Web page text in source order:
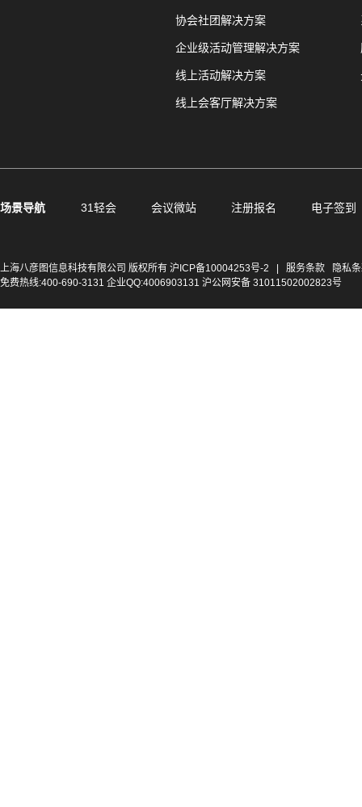
协会社团解决方案
企业级活动管理解决方案
线上活动解决方案
线上会客厅解决方案
场景导航 31轻会 会议微站 注册报名 电子签到
上海八彦图信息科技有限公司 版权所有 沪ICP备10004253号-2 服务条款
隐私
免费热线:400-690-3131 企业QQ:4006903131 沪公网安备 31011502002823号